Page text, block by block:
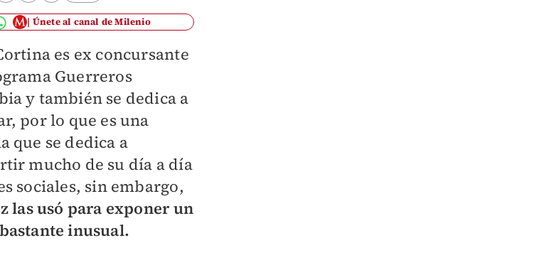
Únete al canal de Milenio
es ex concursante
Guerreros
y también se dedica a
por lo que es una
que se dedica a
mucho de su día a día
sociales, sin embargo,
las usó para exponer un
inusual.